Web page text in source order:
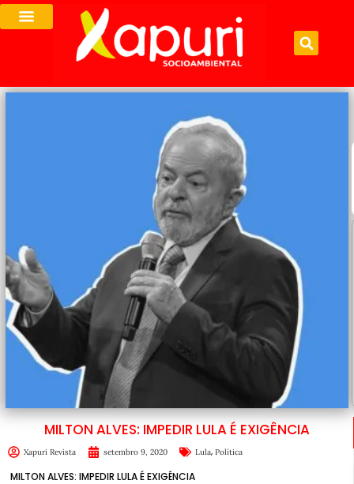
MILTON ALVES: IMPEDIR LULA É EXIGÊNCIA
Xapuri Revista setembro 9, 2020 Lula, Política
MILTON ALVES: IMPEDIR LULA É EXIGÊNCIA